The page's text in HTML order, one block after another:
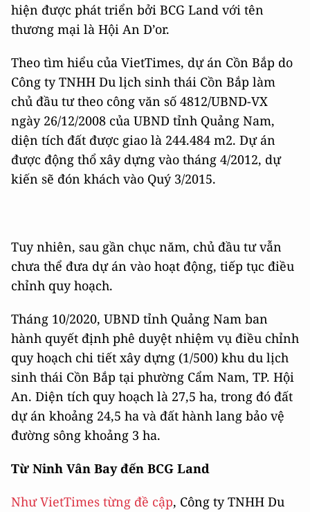
hiện được phát triển bởi BCG Land với tên
thương mại là Hội An D’or.
Theo tìm hiểu của VietTimes, dự án Cồn Bắp do
Công ty TNHH Du lịch sinh thái Cồn Bắp làm
chủ đầu tư theo công văn số 4812/UBND-VX
ngày 26/12/2008 của UBND tỉnh Quảng Nam,
diện tích đất được giao là 244.484 m2. Dự án
được động thổ xây dựng vào tháng 4/2012, dự
kiến sẽ đón khách vào Quý 3/2015.
Tuy nhiên, sau gần chục năm, chủ đầu tư vẫn
chưa thể đưa dự án vào hoạt động, tiếp tục điều
chỉnh quy hoạch.
Tháng 10/2020, UBND tỉnh Quảng Nam ban
hành quyết định phê duyệt nhiệm vụ điều chỉnh
quy hoạch chi tiết xây dựng (1/500) khu du lịch
sinh thái Cồn Bắp tại phường Cẩm Nam, TP. Hội
An. Diện tích quy hoạch là 27,5 ha, trong đó đất
dự án khoảng 24,5 ha và đất hành lang bảo vệ
đường sông khoảng 3 ha.
Từ Ninh Vân Bay đến BCG Land
Như VietTimes từng đề cập, Công ty TNHH Du